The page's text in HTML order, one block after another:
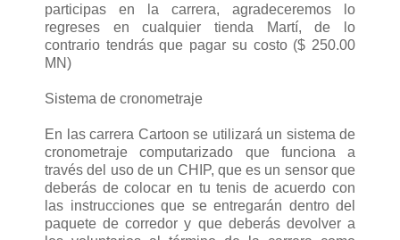
participas en la carrera, agradeceremos lo
regreses en cualquier tienda Martí, de lo
contrario tendrás que pagar su costo ($ 250.00
MN)
Sistema de cronometraje
En las carrera Cartoon se utilizará un sistema de
cronometraje computarizado que funciona a
través del uso de un CHIP, que es un sensor que
deberás de colocar en tu tenis de acuerdo con
las instrucciones que se entregarán dentro del
paquete de corredor y que deberás devolver a